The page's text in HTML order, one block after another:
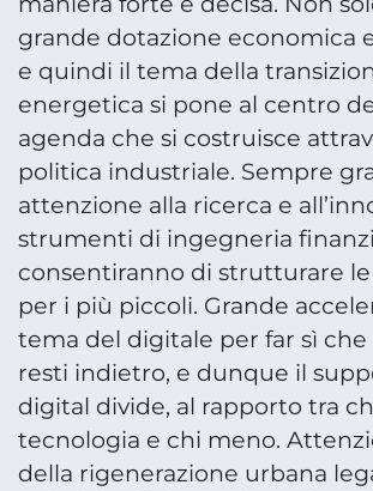
grande dotazione economica
e quindi il tema della
energetica si pone al centro
agenda che si costruisce
politica industriale. Sempre
attenzione alla ricerca e
strumenti di ingegneria
consentiranno di strutturare le
per i più piccoli. Grande
tema del digitale per far sì che
resti indietro, e dunque il
digital divide, al rapporto tra
tecnologia e chi meno.
della rigenerazione urbana